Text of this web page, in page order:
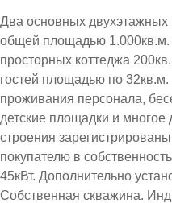
Два основных двухэтажных
общей площадью
просторных коттеджа
гостей площадью по
проживания персонала,
детские площадки и многое
строения
покупателю в
45кВт. Дополнительно
Собственная скважина.